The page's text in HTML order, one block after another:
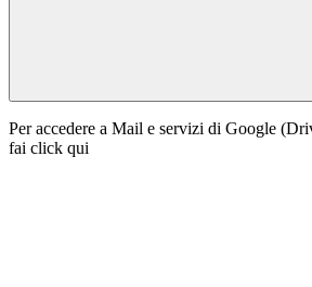
Per accedere a Mail e servizi di Google
fai click qui